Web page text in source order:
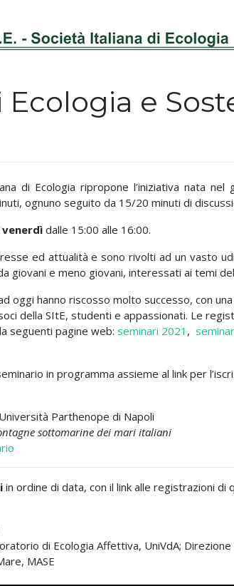
e
di Ecologia ripropone l’iniziativa nata
ognuno seguito da 15/20 minuti di
venerdì dalle 15:00 alle 16:00.
ed attualità e sono rivolti ad un vasto
giovani e meno giovani, interessati ai temi
oggi hanno riscosso molto successo, con
della SItE, studenti e appassionati. Le
seguenti pagine web: seminari 2021 ,
in programma assieme al link per
Parthenope di Napoli
sottomarine dei mari italiani
in ordine di data, con il link alle registrazioni di
di Ecologia Affettiva, UniVdA;
MASE